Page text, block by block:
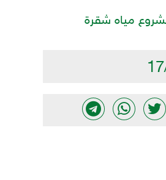
مياه شقرة